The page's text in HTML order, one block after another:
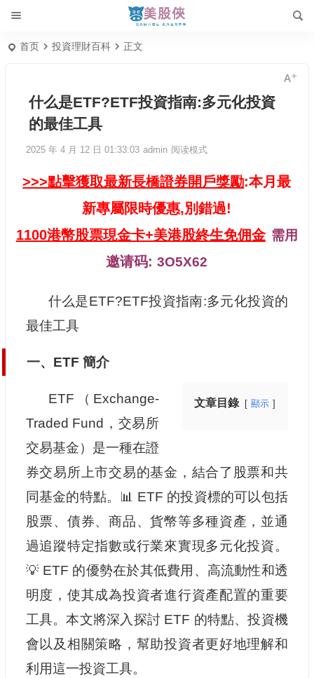
首页 投資理財百科 正文
什么是ETF?ETF投資指南:多元化投資
的最佳工具
2025 年 4 月 12 日 01:33:03 admin 阅读模式
>>>點擊獲取最新長橋證券開戶獎勵:本月最
新專屬限時優惠,別錯過!
1100港幣股票現金卡+美港股終生免佣金 需用
邀请码:3O5X62
什么是ETF?ETF投資指南:多元化投資的
最佳工具
一、ETF 簡介
文章目錄 顯示
ETF（Exchange-
Traded Fund，交易所
交易基金）是一種在證
券交易所上市交易的基金，結合了股票和共
同基金的特點。📊 ETF 的投資標的可以包括
股票、債券、商品、貨幣等多種資產，並通
過追蹤特定指數或行業來實現多元化投資。
💡 ETF 的優勢在於其低費用、高流動性和透
明度，使其成為投資者進行資產配置的重要
工具。本文將深入探討 ETF 的特點、投資機
會以及相關策略，幫助投資者更好地理解和
利用這一投資工具。